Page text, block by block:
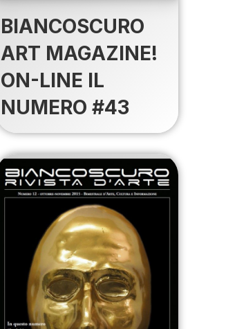
BIANCOSCURO
ART MAGAZINE!
ON-LINE IL
NUMERO #43